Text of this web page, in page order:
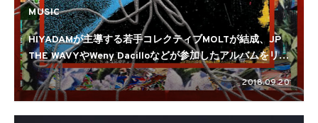
MUSIC
HIYADAMが主導する若手コレクティブMOLTが結成、JP
THE WAVYやWeny Dacilloなどが参加したアルバムをリリ
ース
2018.09.20